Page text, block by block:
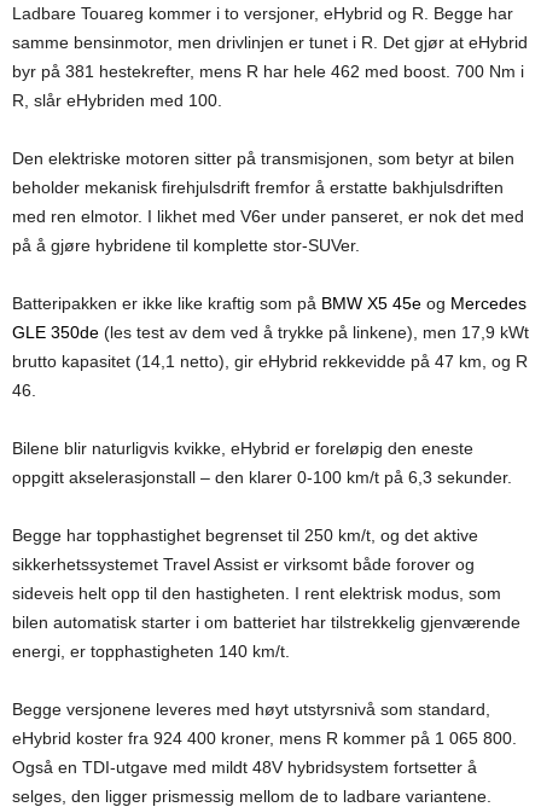
Ladbare Touareg kommer i to versjoner, eHybrid og R. Begge har
samme bensinmotor, men drivlinjen er tunet i R. Det gjør at eHybrid
byr på 381 hestekrefter, mens R har hele 462 med boost. 700 Nm i
R, slår eHybriden med 100.
Den elektriske motoren sitter på transmisjonen, som betyr at bilen
beholder mekanisk firehjulsdrift fremfor å erstatte bakhjulsdriften
med ren elmotor. I likhet med V6er under panseret, er nok det med
på å gjøre hybridene til komplette stor-SUVer.
Batteripakken er ikke like kraftig som på BMW X5 45e og Mercedes
GLE 350de (les test av dem ved å trykke på linkene), men 17,9 kWt
brutto kapasitet (14,1 netto), gir eHybrid rekkevidde på 47 km, og R
46.
Bilene blir naturligvis kvikke, eHybrid er foreløpig den eneste
oppgitt akselerasjonstall – den klarer 0-100 km/t på 6,3 sekunder.
Begge har topphastighet begrenset til 250 km/t, og det aktive
sikkerhetssystemet Travel Assist er virksomt både forover og
sideveis helt opp til den hastigheten. I rent elektrisk modus, som
bilen automatisk starter i om batteriet har tilstrekkelig gjenværende
energi, er topphastigheten 140 km/t.
Begge versjonene leveres med høyt utstyrsnivå som standard,
eHybrid koster fra 924 400 kroner, mens R kommer på 1 065 800.
Også en TDI-utgave med mildt 48V hybridsystem fortsetter å
selges, den ligger prismessig mellom de to ladbare variantene.